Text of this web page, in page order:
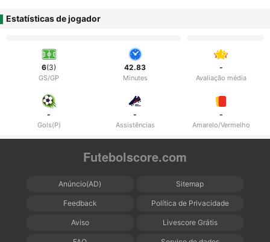
Estatísticas de jogador
6(3)
GS/GP
42.83
Minutes
-
Avaliação média
-
Gols(P)
-
Assistências
-
Amarelo/Vermelho
Futebolscore.com
Anúncio(AD) Sitemap
Feedback Política de Privacidade
Aviso Livescore Grátis